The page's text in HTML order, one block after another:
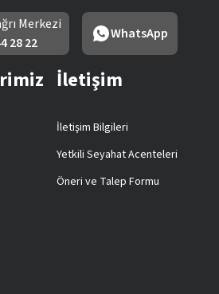
Merkezi
28 22
WhatsApp
İletişim
İletişim Bilgileri
Yetkili Seyahat Acenteleri
Öneri ve Talep Formu